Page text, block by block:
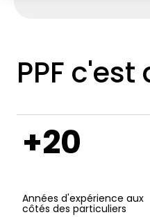
PPF c'est
+20
Années d'expérience aux
côtés des particuliers